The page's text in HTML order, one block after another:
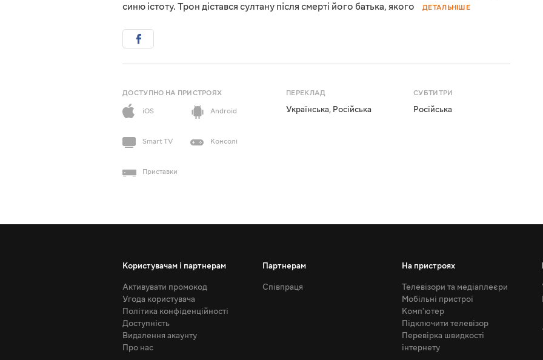
синю істоту. Трон дістався султану після смерті його батька, якого
ДЕТАЛЬНІШЕ
ДОСТУПНО НА ПРИСТРОЯХ
iOS
Android
Smart TV Консолі
Приставки
ПЕРЕКЛАД
Українська, Російська
СУБТИТРИ
Російська
Користувачам і партнерам
Активувати промокод
Угода користувача
Політика конфіденційності
Доступність
Видалення акаунту
Про нас
Партнерам
Співпраця
На пристроях
Телевізори та медіаплеєри
Мобільні пристрої
Комп'ютер
Підключити телевізор
Перевірка швидкості
інтернету